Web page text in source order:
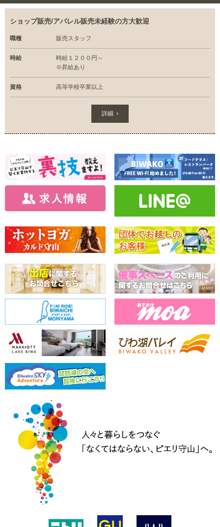
ショップ販売/アパレル販売未経験の方大歓迎
職種 販売スタッフ
時給
時給１２００円～
※昇給あり
資格 高等学校卒業以上
詳細 ›